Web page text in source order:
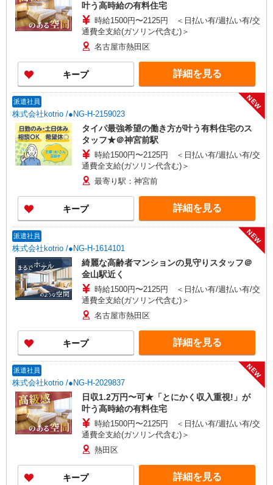
叶う高時給の有料住宅
時給1500円〜2125円 ＜日払い有/週払い有/交
通費全支給(ガソリン代含む)＞
名古屋市熱田区
キープ 詳細を見る
派遣社員
株式会社kotrio /●NG-H-2159023
NEW
タイパ最強希望の働き方が叶う有料住宅のス
タッフ★＠神宮前駅
時給1500円〜2125円 ＜日払い有/週払い有/交
通費全支給(ガソリン代含む)＞
最寄り駅：神宮前
キープ 詳細を見る
派遣社員
株式会社kotrio /●NG-H-1614101
NEW
綺麗な高齢者マンションの見守りスタッフ＠
金山駅近く
時給1500円〜2125円 ＜日払い有/週払い有/交
通費全支給(ガソリン代含む)＞
名古屋市熱田区
キープ 詳細を見る
派遣社員
株式会社kotrio /●NG-H-2029837
NEW
日収1.2万円〜可★「とにかく収入重視!」が
叶う高時給の有料住宅
時給1500円〜2125円 ＜日払い有/週払い有/交
通費全支給(ガソリン代含む)＞
熱田区
キープ 詳細を見る